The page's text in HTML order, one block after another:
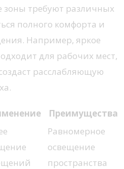
зоны требуют различных
полного комфорта и
Например, яркое
для рабочих мест,
расслабляющую
Преимущества
Равномерное
освещение
пространства